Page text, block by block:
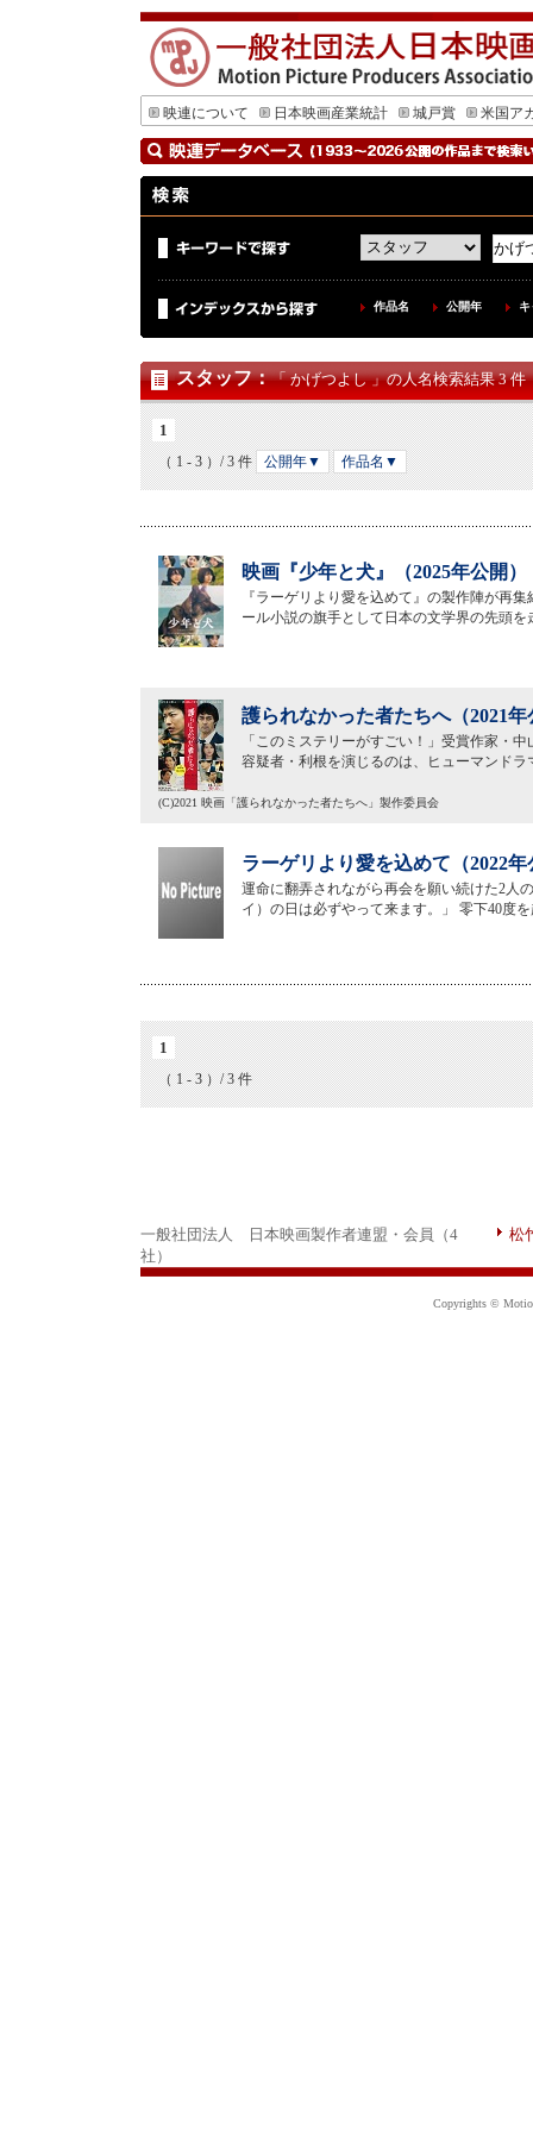
映連について 日本映画産業統計 城戸賞 米国ア
作品名 公開年
スタッフ：「 かげつよし 」の人名検索結果 3 件
1
（ 1 - 3 ）/ 3 件 公開年▼ 作品名▼
映画『少年と犬』（2025年公開）
『ラーゲリより愛を込めて』の製作陣が再
ール小説の旗手として日本の文学界の先頭
護られなかった者たちへ（2021年
「このミステリーがすごい！」受賞作家・
容疑者・利根を演じるのは、ヒューマンド
(C)2021 映画「護られなかった者たちへ」製作委員会
ラーゲリより愛を込めて（2022年
運命に翻弄されながら再会を願い続けた2人
イ）の日は必ずやって来ます。」 零下40度
1
（ 1 - 3 ）/ 3 件
一般社団法人 日本映画製作者連盟・会員（4
社）
松
Copyrights ©